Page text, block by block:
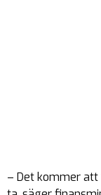
– Det kommer